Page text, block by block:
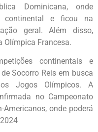
Dominicana, onde
continental e ficou na
geral. Além disso,
Olímpica Francesa.
continentais e
Socorro Reis em busca
Jogos Olímpicos. A
no Campeonato
onde poderá